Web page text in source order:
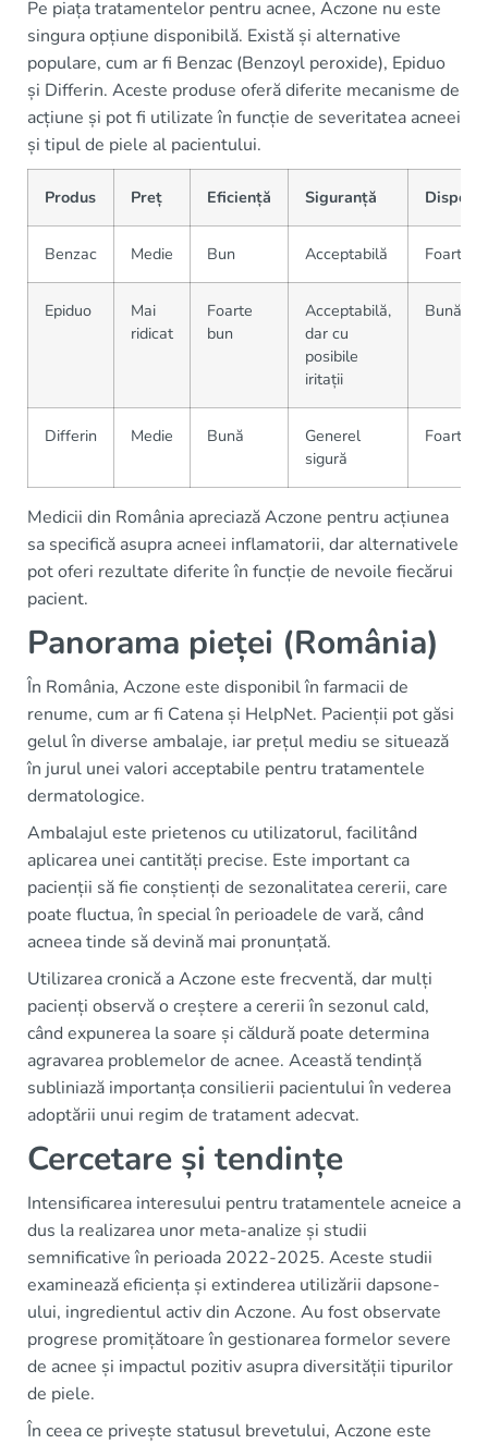
Pe piața tratamentelor pentru acnee, Aczone nu este
singura opțiune disponibilă. Există și alternative
populare, cum ar fi Benzac (Benzoyl peroxide), Epiduo
și Differin. Aceste produse oferă diferite mecanisme de
acțiune și pot fi utilizate în funcție de severitatea acneei
și tipul de piele al pacientului.
Produs Preț Eficiență Siguranță
Benzac Medie Bun Acceptabilă Foarte
Epiduo
Mai
ridicat
Foarte
bun
Acceptabilă,
dar cu
posibile
iritații
Bună
Differin Medie Bună
Generel
sigură
Foarte
Medicii din România apreciază Aczone pentru acțiunea
sa specifică asupra acneei inflamatorii, dar alternativele
pot oferi rezultate diferite în funcție de nevoile fiecărui
pacient.
Panorama pieței (România)
În România, Aczone este disponibil în farmacii de
renume, cum ar fi Catena și HelpNet. Pacienții pot găsi
gelul în diverse ambalaje, iar prețul mediu se situează
în jurul unei valori acceptabile pentru tratamentele
dermatologice.
Ambalajul este prietenos cu utilizatorul, facilitând
aplicarea unei cantități precise. Este important ca
pacienții să fie conștienți de sezonalitatea cererii, care
poate fluctua, în special în perioadele de vară, când
acneea tinde să devină mai pronunțată.
Utilizarea cronică a Aczone este frecventă, dar mulți
pacienți observă o creștere a cererii în sezonul cald,
când expunerea la soare și căldură poate determina
agravarea problemelor de acnee. Această tendință
subliniază importanța consilierii pacientului în vederea
adoptării unui regim de tratament adecvat.
Cercetare și tendințe
Intensificarea interesului pentru tratamentele acneice a
dus la realizarea unor meta-analize și studii
semnificative în perioada 2022-2025. Aceste studii
examinează eficiența și extinderea utilizării dapsone-
ului, ingredientul activ din Aczone. Au fost observate
progrese promițătoare în gestionarea formelor severe
de acnee și impactul pozitiv asupra diversității tipurilor
de piele.
În ceea ce privește statusul brevetului, Aczone este